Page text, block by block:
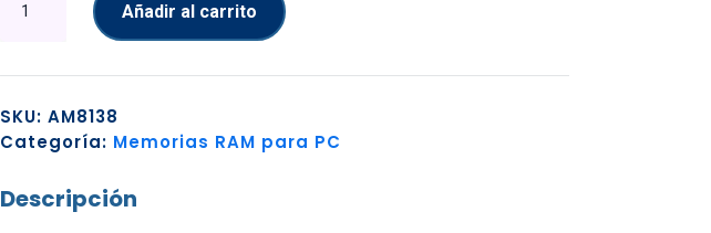
RAM
HSC416U32B4
16GB
3200MHZ
Añadir al carrito
SKU: AM8138
Categoría: Memorias RAM para PC
Descripción